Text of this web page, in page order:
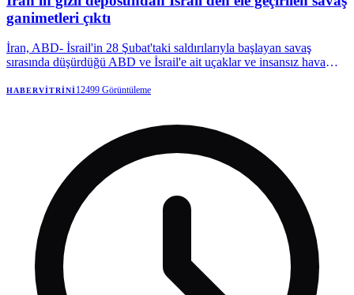
ganimetleri çıktı
İran, ABD- İsrail'in 28 Şubat'taki saldırılarıyla başlayan savaş
sırasında düşürdüğü ABD ve İsrail'e ait uçaklar ve insansız hava
HABERVITRINI12499 Görüntüleme